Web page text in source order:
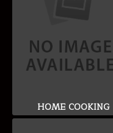
HOME COOKING